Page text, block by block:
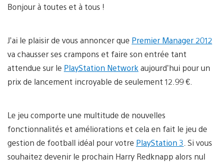
Bonjour à toutes et à tous !
J’ai le plaisir de vous annoncer que Premier Manager 2012
va chausser ses crampons et faire son entrée tant
attendue sur le PlayStation Network aujourd’hui pour un
prix de lancement incroyable de seulement 12.99 €.
Le jeu comporte une multitude de nouvelles
fonctionnalités et améliorations et cela en fait le jeu de
gestion de football idéal pour votre PlayStation 3 . Si vous
souhaitez devenir le prochain Harry Redknapp alors nul